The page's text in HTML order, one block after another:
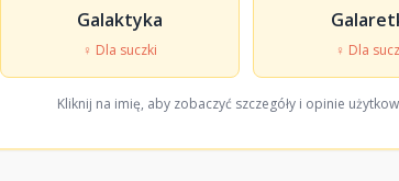
Galaktyka
♀ Dla suczki ♀ Dla
Kliknij na imię, aby zobaczyć szczegóły i opinie